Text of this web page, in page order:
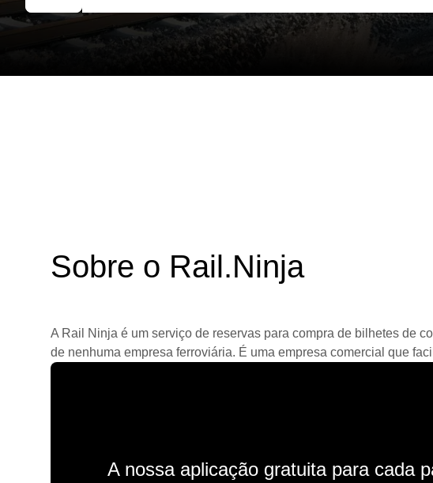
Sobre o Rail.Ninja
A Rail Ninja é um serviço de reservas para compra de bilhetes de
de nenhuma empresa ferroviária. É uma empresa comercial que
A nossa aplicação gratuita para cada